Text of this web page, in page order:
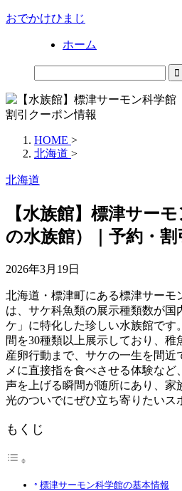
おでかけひまじ
ホーム
HOME >
北海道 >
北海道
【水族館】標津サー
の水族館）｜予約・
2026年3月19日
北海道・標津町にある標津サーモ
は、サケ科魚類の展示種類数が国
ケ」に特化した珍しい水族館です
間を30種類以上展示しており、稚
産卵行動まで、サケの一生を間近
メに直接指を食べさせる体験など
声を上げる瞬間が随所にあり、家
光のついでにぜひ立ち寄りたいス
もくじ
標津サーモン科学館の基本情報